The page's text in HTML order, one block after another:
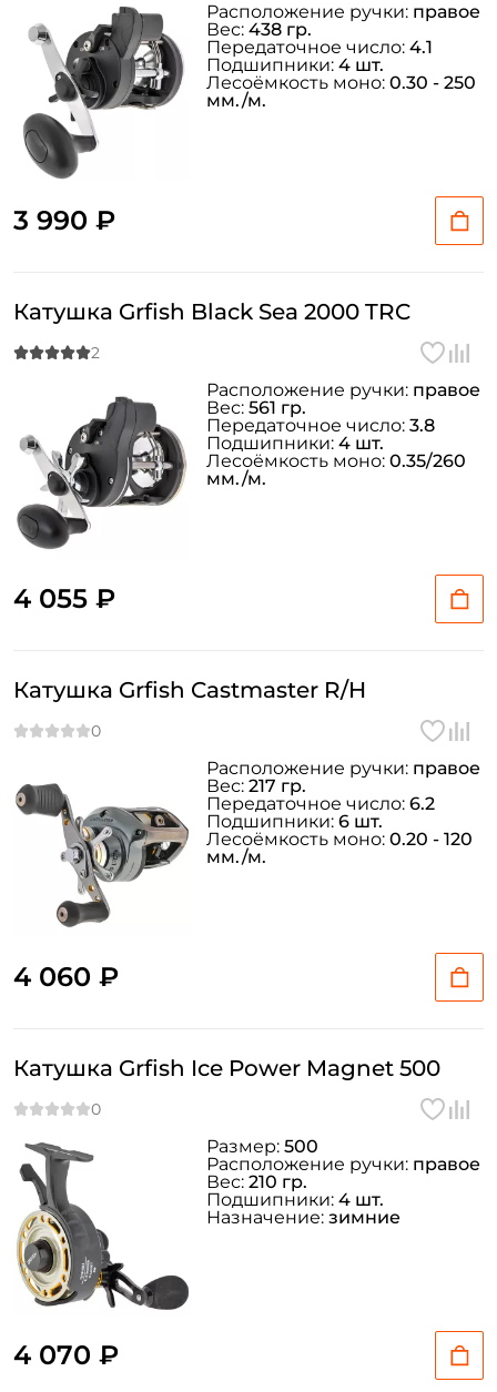
3 990 ₽
Расположение ручки: правое
Вес: 438 гр.
Передаточное число: 4.1
Подшипники: 4 шт.
Лесоёмкость моно: 0.30 - 250
мм./м.
Катушка Grfish Black Sea 2000 TRC
4 055 ₽
Расположение ручки: правое
Вес: 561 гр.
Передаточное число: 3.8
Подшипники: 4 шт.
Лесоёмкость моно: 0.35/260
мм./м.
Катушка Grfish Castmaster R/H
4 060 ₽
Расположение ручки: правое
Вес: 217 гр.
Передаточное число: 6.2
Подшипники: 6 шт.
Лесоёмкость моно: 0.20 - 120
мм./м.
Катушка Grfish Ice Power Magnet 500
4 070 ₽
Размер: 500
Расположение ручки: правое
Вес: 210 гр.
Подшипники: 4 шт.
Назначение: зимние